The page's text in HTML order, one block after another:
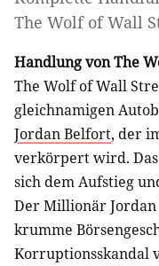
The Wolf of Wall
Handlung von The
The Wolf of Wall
gleichnamigen
Jordan Belfort, der
verkörpert wird.
sich dem Aufstieg
Der Millionär
krumme
Korruptionsskandal